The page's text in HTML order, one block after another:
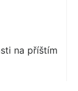
na příštím